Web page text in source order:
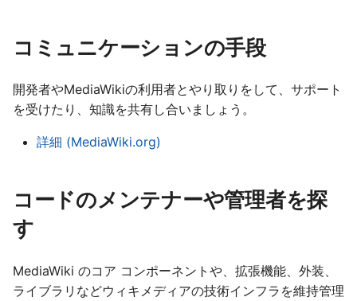
Türkçe
Македонски
Русский
فارسی
中文（繁體）
コミュニケーションの手段
開発者やMediaWikiの利用者とやり取りをして、サポート
を受けたり、知識を共有し合いましょう。
詳細 (MediaWiki.org)
コードのメンテナーや管理者を探
す
MediaWiki のコア コンポーネントや、拡張機能、外装、
ライブラリなどウィキメディアの技術インフラを維持管理